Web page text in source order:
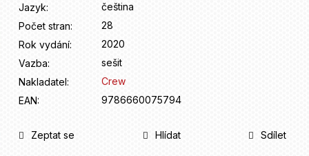
Jazyk:
čeština
Počet stran:
28
Rok vydání:
2020
Vazba:
sešit
Nakladatel:
Crew
EAN: 9786660075794
Zeptat se Hlídat Sdílet
m
e